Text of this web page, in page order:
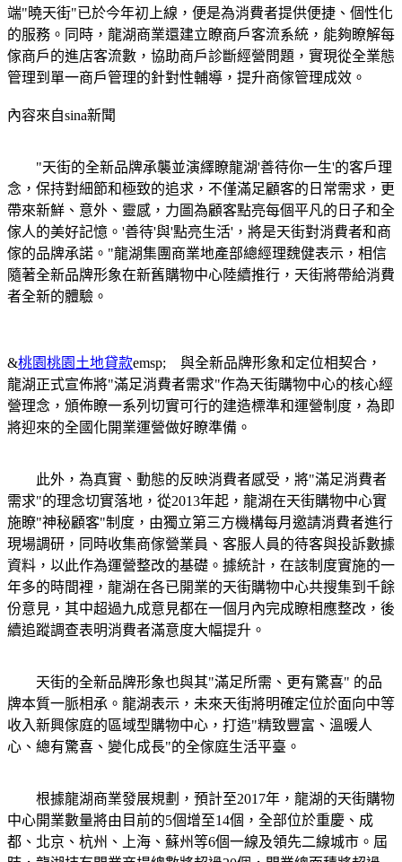
端"曉天街"已於今年初上線，便是為消費者提供便捷、個性化
的服務。同時，龍湖商業還建立瞭商戶客流系統，能夠瞭解每
傢商戶的進店客流數，協助商戶診斷經營問題，實現從全業態
管理到單一商戶管理的針對性輔導，提升商傢管理成效。
內容來自sina新聞
"天街的全新品牌承襲並演繹瞭龍湖'善待你一生'的客戶理
念，保持對細節和極致的追求，不僅滿足顧客的日常需求，更
帶來新鮮、意外、靈感，力圖為顧客點亮每個平凡的日子和全
傢人的美好記憶。'善待'與'點亮生活'，將是天街對消費者和商
傢的品牌承諾。"龍湖集團商業地產部總經理魏健表示，相信
隨著全新品牌形象在新舊購物中心陸續推行，天街將帶給消費
者全新的體驗。
&桃園桃園土地貸款emsp; 與全新品牌形象和定位相契合，
龍湖正式宣佈將"滿足消費者需求"作為天街購物中心的核心經
營理念，頒佈瞭一系列切實可行的建造標準和運營制度，為即
將迎來的全國化開業運營做好瞭準備。
此外，為真實、動態的反映消費者感受，將"滿足消費者
需求"的理念切實落地，從2013年起，龍湖在天街購物中心實
施瞭"神秘顧客"制度，由獨立第三方機構每月邀請消費者進行
現場調研，同時收集商傢營業員、客服人員的待客與投訴數據
資料，以此作為運營整改的基礎。據統計，在該制度實施的一
年多的時間裡，龍湖在各已開業的天街購物中心共搜集到千餘
份意見，其中超過九成意見都在一個月內完成瞭相應整改，後
續追蹤調查表明消費者滿意度大幅提升。
天街的全新品牌形象也與其"滿足所需、更有驚喜" 的品
牌本質一脈相承。龍湖表示，未來天街將明確定位於面向中等
收入新興傢庭的區域型購物中心，打造"精致豐富、溫暖人
心、總有驚喜、變化成長"的全傢庭生活平臺。
根據龍湖商業發展規劃，預計至2017年，龍湖的天街購物
中心開業數量將由目前的5個增至14個，全部位於重慶、成
都、北京、杭州、上海、蘇州等6個一線及領先二線城市。屆